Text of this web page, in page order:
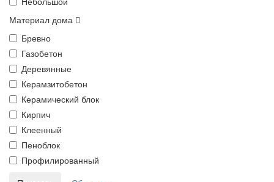
Материал дома
Бревно
Газобетон
Деревянные
Керамзитобетон
Керамический блок
Кирпич
Клеенный
Пеноблок
Профилированный